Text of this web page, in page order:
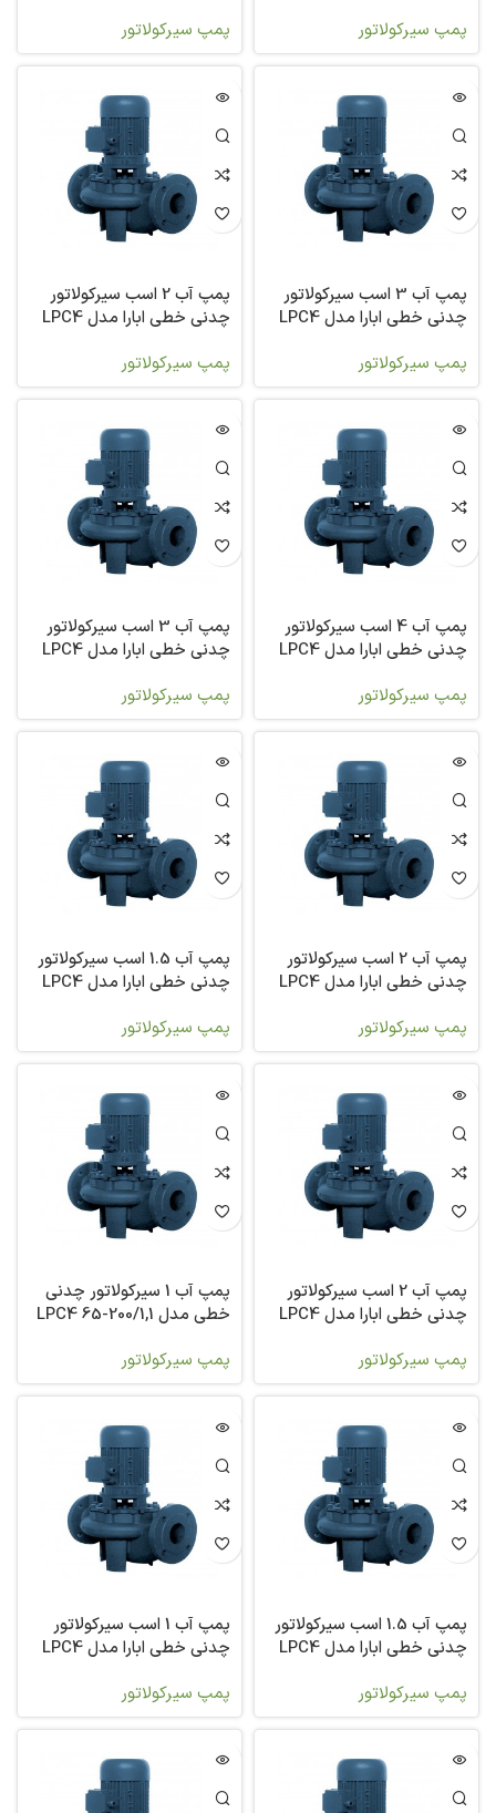
پمپ سیرکولاتور
پمپ سیرکولاتور
پمپ آب 3 اسب سیرکولاتور
چدنی خطی ابارا مدل LPC4
پمپ سیرکولاتور
پمپ آب 2 اسب سیرکولاتور
چدنی خطی ابارا مدل LPC4
پمپ سیرکولاتور
پمپ آب 4 اسب سیرکولاتور
چدنی خطی ابارا مدل LPC4
پمپ سیرکولاتور
پمپ آب 3 اسب سیرکولاتور
چدنی خطی ابارا مدل LPC4
پمپ سیرکولاتور
پمپ آب 2 اسب سیرکولاتور
چدنی خطی ابارا مدل LPC4
پمپ سیرکولاتور
پمپ آب 1.5 اسب سیرکولاتور
چدنی خطی ابارا مدل LPC4
پمپ سیرکولاتور
پمپ آب 2 اسب سیرکولاتور
چدنی خطی ابارا مدل LPC4
پمپ سیرکولاتور
پمپ آب 1 سیرکولاتور چدنی
خطی مدل LPC4 65-200/1,1
پمپ سیرکولاتور
پمپ آب 1.5 اسب سیرکولاتور
چدنی خطی ابارا مدل LPC4
پمپ سیرکولاتور
پمپ آب 1 اسب سیرکولاتور
چدنی خطی ابارا مدل LPC4
پمپ سیرکولاتور